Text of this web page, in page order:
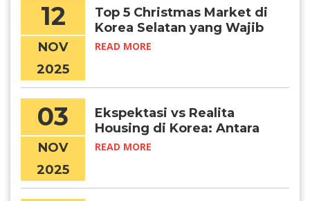
12
NOV
2025
Top 5 Christmas Market di
Korea Selatan yang Wajib
Kamu Kunjungi, Chingu!
READ MORE
03
NOV
2025
Ekspektasi vs Realita
Housing di Korea: Antara
Foto Dabang dan Kondisi
READ MORE